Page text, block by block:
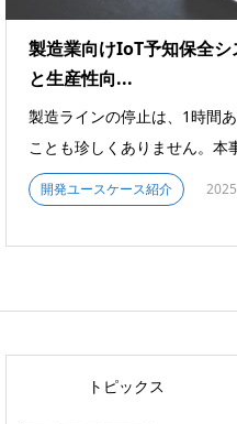
製造業向けIoT予知保全
と生産性向...
製造ラインの停止は、1時間
ことも珍しくありません。
開発ユースケース紹介
トピックス